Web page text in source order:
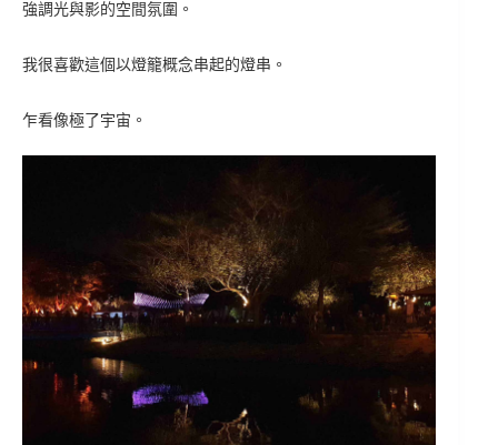
強調光與影的空間氛圍。
我很喜歡這個以燈籠概念串起的燈串。
乍看像極了宇宙。